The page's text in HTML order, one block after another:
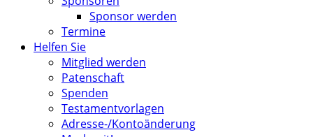
Sponsor werden
Termine
Helfen Sie
Mitglied werden
Patenschaft
Spenden
Testamentvorlagen
Adresse-/Kontoänderung